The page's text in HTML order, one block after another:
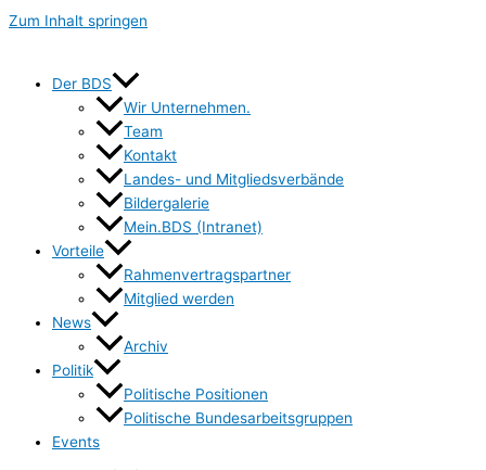
Zum Inhalt springen
Der BDS
Wir Unternehmen.
Team
Kontakt
Landes- und Mitgliedsverbände
Bildergalerie
Mein.BDS (Intranet)
Vorteile
Rahmenvertragspartner
Mitglied werden
News
Archiv
Politik
Politische Positionen
Politische Bundesarbeitsgruppen
Events